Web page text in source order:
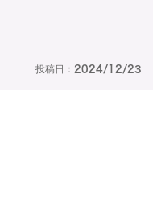
投稿日： 2024/12/23